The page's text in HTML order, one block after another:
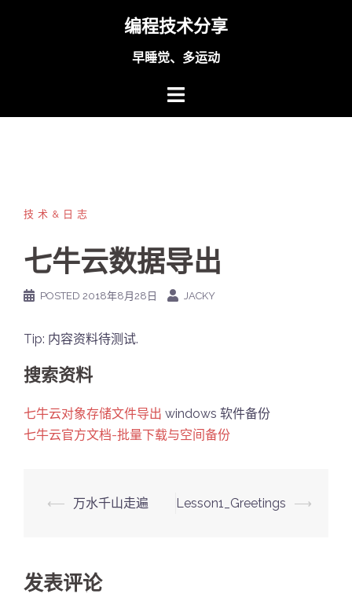
编程技术分享
早睡觉、多运动
技术&日志
七牛云数据导出
POSTED 2018年8月28日 JACKY
Tip: 内容资料待测试.
搜索资料
七牛云对象存储文件导出 windows 软件备份
七牛云官方文档-批量下载与空间备份
Post
⟵ 万水千山走遍 Lesson1_Greetings ⟶
发表评论